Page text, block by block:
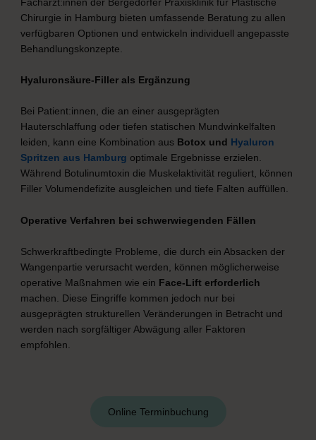
Chirurgie in Hamburg bieten umfassende Beratung zu allen
verfügbaren Optionen und entwickeln individuell angepasste
Behandlungskonzepte.
Hyaluronsäure-Filler als Ergänzung
Bei Patient:innen, die an einer ausgeprägten
Hauterschlaffung oder tiefen statischen Mundwinkelfalten
leiden, kann eine Kombination aus Botox und Hyaluron
Spritzen aus Hamburg optimale Ergebnisse erzielen.
Während Botulinumtoxin die Muskelaktivität reguliert, können
Filler Volumendefizite ausgleichen und tiefe Falten auffüllen.
Operative Verfahren bei schwerwiegenden Fällen
Schwerkraftbedingte Probleme, die durch ein Absacken der
Wangenpartie verursacht werden, können möglicherweise
operative Maßnahmen wie ein Face-Lift erforderlich
machen. Diese Eingriffe kommen jedoch nur bei
ausgeprägten strukturellen Veränderungen in Betracht und
werden nach sorgfältiger Abwägung aller Faktoren
empfohlen.
Online Terminbuchung